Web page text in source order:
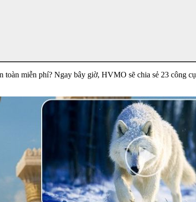
toàn miễn phí? Ngay bây giờ, HVMO sẽ chia sẻ 23 công cụ